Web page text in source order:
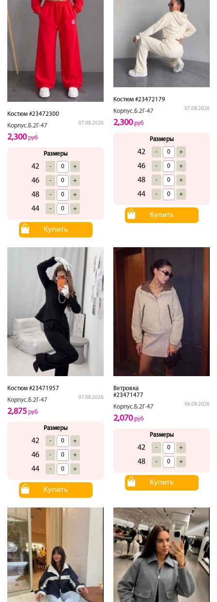
Костюм #23472300
Корпус.Б.2Г-47
07.08.2026
2,300руб
Размеры
42 - +
46 - +
48 - +
44 - +
Купить
Костюм #23472179
Корпус.Б.2Г-47
07.08.2026
2,300руб
Размеры
42 - +
46 - +
48 - +
44 - +
Купить
Костюм #23471957
Корпус.Б.2Г-47
07.08.2026
2,875 руб
Размеры
42 - +
46 - +
44 - +
Купить
Ветровка
#23471477
Корпус.Б.2Г-47
06.08.2026
2,070руб
Размеры
42 - +
48 - +
Купить